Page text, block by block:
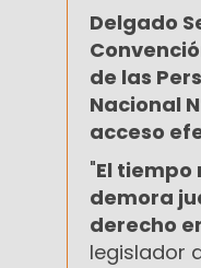
Delgado
de las
Nacional
acceso
"El
demora
derecho
legislador